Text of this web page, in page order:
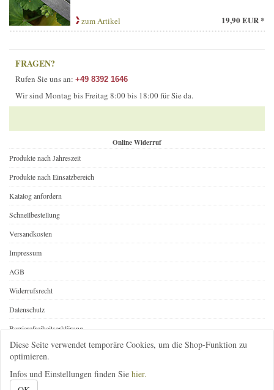
Diese Seite verwendet temporäre Cookies, um die Shop-Funktion zu
optimieren.
Infos und Einstellungen finden Sie hier.
zum Artikel 19,90 EUR *
FRAGEN?
Rufen Sie uns an: +49 8392 1646
Wir sind Montag bis Freitag 8:00 bis 18:00 für Sie da.
Online Widerruf
Produkte nach Jahreszeit
Produkte nach Einsatzbereich
Katalog anfordern
Schnellbestellung
Versandkosten
Impressum
AGB
Widerrufsrecht
Datenschutz
Barrierefreiheitserklärung
Online Widerruf
08392-1646 infos@gartenbedarf-versand.de